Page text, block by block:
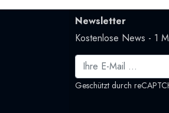
Newsletter
Kostenlose News - 1
Geschützt durch